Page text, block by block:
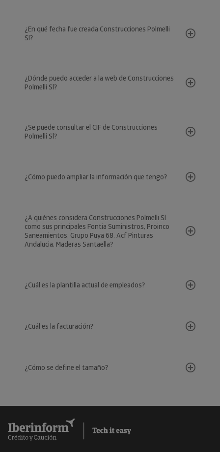
¿En qué fecha fue creada Construcciones Polmelli
Sl?
¿Dónde puedo acceder a la web de Construcciones
Polmelli Sl?
¿Se puede consultar el CIF de Construcciones
Polmelli Sl?
¿Cómo puedo ampliar la información que tengo?
¿A quiénes considera Construcciones Polmelli Sl
como sus principales Fontia Suministros, Proinco
Saneamientos, Grupo Puya 68, Acf Pinturas
Andalucia, Maderas Santaella?
¿Cuál es la plantilla actual de empleados?
¿Cuál es la facturación?
¿Cómo se define el tamaño?